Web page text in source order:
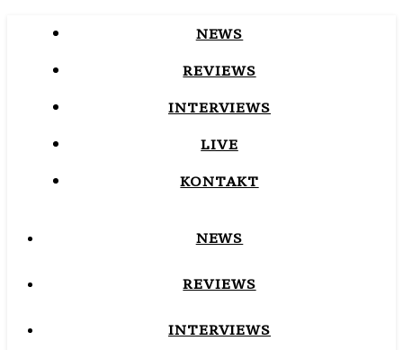
NEWS
REVIEWS
INTERVIEWS
LIVE
KONTAKT
NEWS
REVIEWS
INTERVIEWS